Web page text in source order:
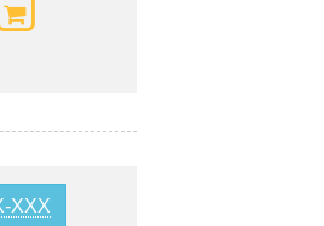
XXX